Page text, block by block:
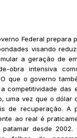
Federal prepara
visando
a geração de
obra intensiva
que o governo
competitividade das
uma vez que o dólar
de recuperação. A
ao real é
desde 2002.